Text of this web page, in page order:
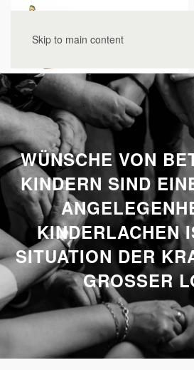
Skip to main content
WÜNSCHE VON
KINDERN SIND
KINDERLACHEN
SITUATION DER
GROSSER